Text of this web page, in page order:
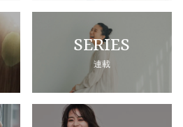
SERIES
連載